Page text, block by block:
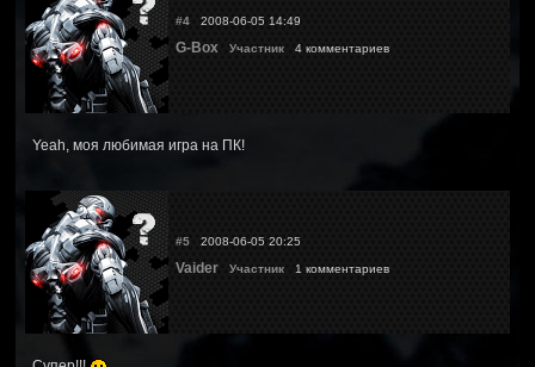
#4 2008-06-05 14:49
G-Box Участник 4 комментариев
Yeah, моя любимая игра на ПК!
#5 2008-06-05 20:25
Vaider Участник 1 комментариев